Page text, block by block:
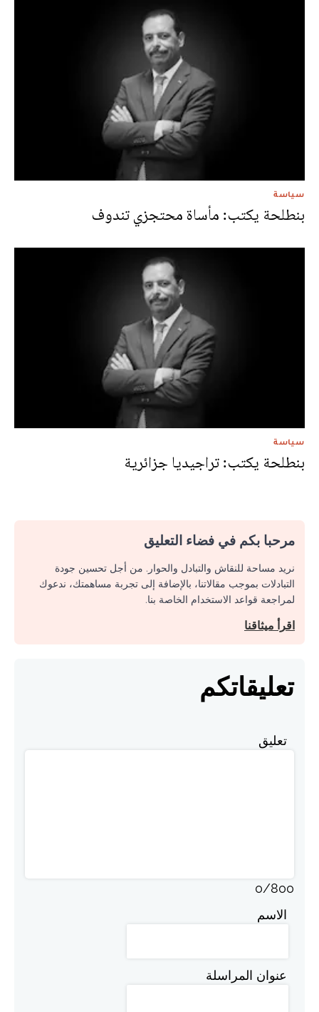
سياسة
بنطلحة يكتب: مأساة محتجزي تندوف
سياسة
بنطلحة يكتب: تراجيديا جزائرية
مرحبا بكم في فضاء التعليق
نريد مساحة للنقاش والتبادل والحوار. من أجل تحسين جودة
التبادلات بموجب مقالاتنا، بالإضافة إلى تجربة مساهمتك، ندعوك
لمراجعة قواعد الاستخدام الخاصة بنا.
اقرأ ميثاقنا
تعليقاتكم
تعليق
0/800
الاسم
عنوان المراسلة